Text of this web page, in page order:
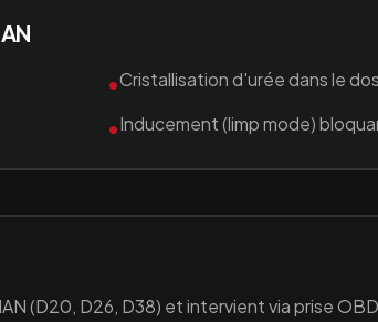
•Cristallisation d'urée dans le
•Inducement (limp mode)
(D20, D26, D38) et intervient via prise